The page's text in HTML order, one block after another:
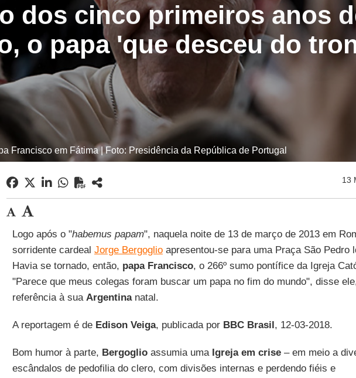
dos cinco primeiros anos
o papa 'que desceu do
Francisco em Fátima | Foto: Presidência da República de Portugal
13
Logo após o "habemus papam", naquela noite de 13 de março de 2013 em
sorridente cardeal Jorge Bergoglioapresentou-se para uma Praça São Pedro
Havia se tornado, então, papa Francisco, o 266º sumo pontífice da Igreja
"Parece que meus colegas foram buscar um papa no fim do mundo", disse
referência à sua Argentinanatal.
A reportagem é de Edison Veiga, publicada por BBC Brasil, 12-03-2018.
Bom humor à parte, Bergoglioassumia uma Igreja em crise– em meio a
escândalos de pedofilia do clero, com divisões internas e perdendo fiéis e